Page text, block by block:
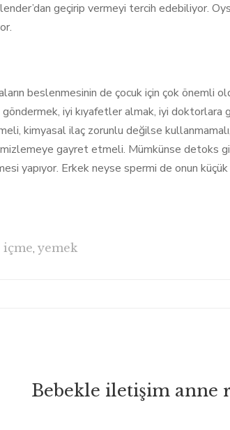
geçirip vermeyi tercih edebiliyor.
beslenmesinin de çocuk için çok önemli
iyi kıyafetler almak, iyi
kimyasal ilaç zorunlu değilse
gayret etmeli. Mümkünse detoks
yapıyor. Erkek neyse spermi de onun küçük
içme, yemek
Bebekle iletişim anne